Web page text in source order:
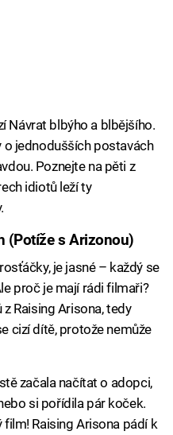
Návrat blbýho a blbějšího.
o jednodušších postavách
Poznejte na pěti z
idiotů leží ty
(Potíže s Arizonou)
je jasné – každý se
proč je mají rádi filmaři?
Raising Arisona, tedy
cizí dítě, protože nemůže
začala načítat o adopci,
si pořídila pár koček.
Raising Arisona pádí k